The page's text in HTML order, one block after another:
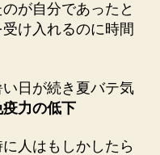
が自分であったと
け入れるのに時間
日が続き夏バテ気
力の低下
人はもしかしたら